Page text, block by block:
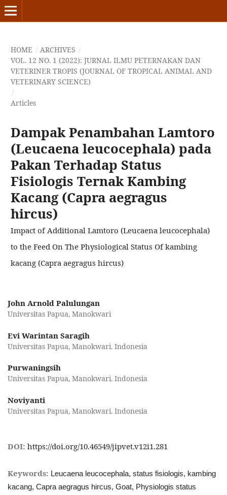
HOME / ARCHIVES /
VOL. 12 NO. 1 (2022): JURNAL ILMU PETERNAKAN DAN
VETERINER TROPIS (JOURNAL OF TROPICAL ANIMAL AND
VETERINARY SCIENCE)
/
Articles
Dampak Penambahan Lamtoro
(Leucaena leucocephala) pada
Pakan Terhadap Status
Fisiologis Ternak Kambing
Kacang (Capra aegragus
hircus)
Impact of Additional Lamtoro (Leucaena leucocephala)
to the Feed On The Physiological Status Of kambing
kacang (Capra aegragus hircus)
John Arnold Palulungan
Universitas Papua, Manokwari
Evi Warintan Saragih
Universitas Papua, Manokwari. Indonesia
Purwaningsih
Universitas Papua, Manokwari. Indonesia
Noviyanti
Universitas Papua, Manokwari. Indonesia
DOI:https://doi.org/10.46549/jipvet.v12i1.281
Keywords: Leucaena leucocephala, status fisiologis, kambing
kacang, Capra aegragus hircus, Goat, Physiologis status